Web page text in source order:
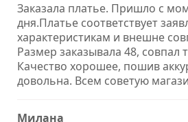
Заказала платье. Пришло с
дня.Платье соответствует
характеристикам и внешне
Размер заказывала 48, совпал
Качество хорошее, пошив
довольна. Всем советую
Милана